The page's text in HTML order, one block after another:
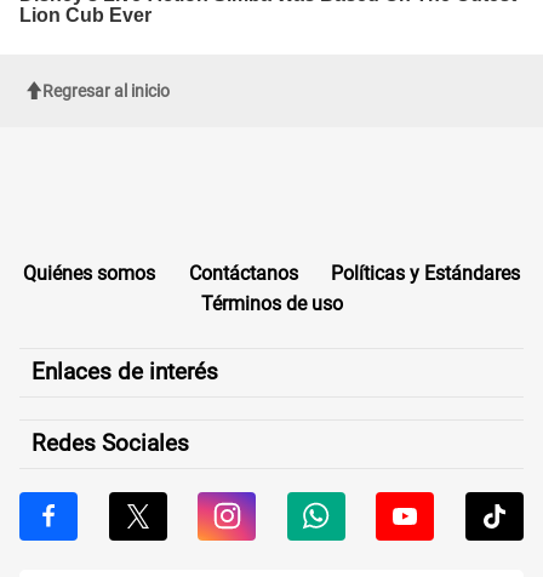
Regresar al inicio
Quiénes somos Contáctanos
Políticas y Estándares
Términos de uso
Enlaces de interés
Redes Sociales